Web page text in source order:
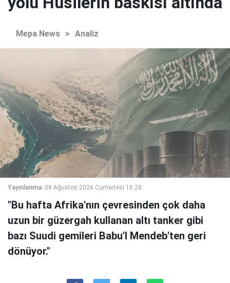
Mepa News > Analiz
Yayınlanma: 08 Ağustos 2026 Cumartesi 16:28
"Bu hafta Afrika'nın çevresinden çok daha
uzun bir güzergah kullanan altı tanker gibi
bazı Suudi gemileri Babu'l Mendeb'ten geri
dönüyor."